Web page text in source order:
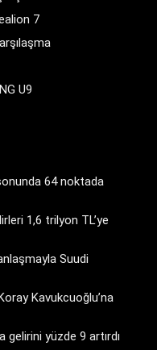
7
U9
64 noktada
1,6 trilyon TL’ye
Suudi
Kavukcuoğlu’na
gelirini yüzde 9 artırdı